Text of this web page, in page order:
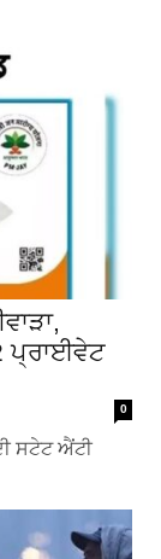
ਪ੍ਰਾਈਵੇਟ
0
ਸਟੇਟ ਐਂਟੀ